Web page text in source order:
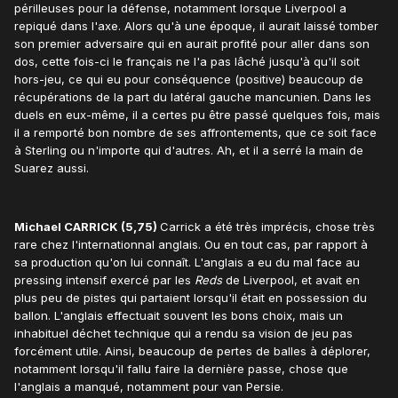
périlleuses pour la défense, notamment lorsque Liverpool a
repiqué dans l'axe. Alors qu'à une époque, il aurait laissé tomber
son premier adversaire qui en aurait profité pour aller dans son
dos, cette fois-ci le français ne l'a pas lâché jusqu'à qu'il soit
hors-jeu, ce qui eu pour conséquence (positive) beaucoup de
récupérations de la part du latéral gauche mancunien. Dans les
duels en eux-même, il a certes pu être passé quelques fois, mais
il a remporté bon nombre de ses affrontements, que ce soit face
à Sterling ou n'importe qui d'autres. Ah, et il a serré la main de
Suarez aussi.
Michael CARRICK (5,75) Carrick a été très imprécis, chose très
rare chez l'internationnal anglais. Ou en tout cas, par rapport à
sa production qu'on lui connaît. L'anglais a eu du mal face au
pressing intensif exercé par les Redsde Liverpool, et avait en
plus peu de pistes qui partaient lorsqu'il était en possession du
ballon. L'anglais effectuait souvent les bons choix, mais un
inhabituel déchet technique qui a rendu sa vision de jeu pas
forcément utile. Ainsi, beaucoup de pertes de balles à déplorer,
notamment lorsqu'il fallu faire la dernière passe, chose que
l'anglais a manqué, notamment pour van Persie.